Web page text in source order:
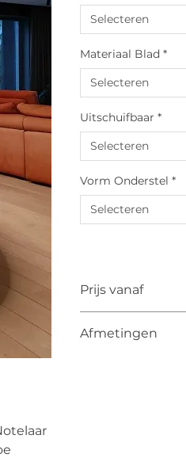
Selecteren
Materiaal Blad *
Selecteren
Uitschuifbaar *
Selecteren
Vorm Onderstel *
Selecteren
Prijs vanaf
De uiteindelijke
Afmetingen